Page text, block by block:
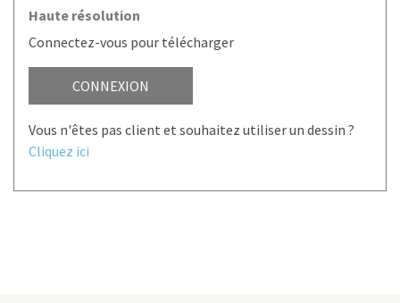
Haute résolution
Connectez-vous pour télécharger
CONNEXION
Vous n'êtes pas client et souhaitez utiliser un dessin ?
Cliquez ici